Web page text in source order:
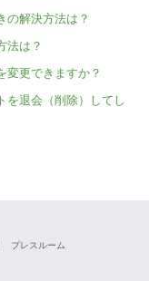
の解決方法は？
法は？
変更できますか？
を退会（削除）してし
プレスルーム